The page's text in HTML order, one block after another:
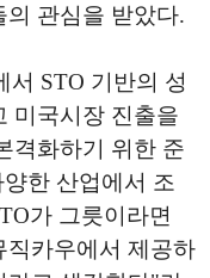
관심을 받았다.
STO 기반의 성
미국시장 진출을
격화하기 위한 준
한 산업에서 조
가 그릇이라면
직카우에서 제공하